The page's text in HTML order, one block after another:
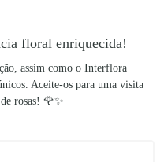
a frescura das flores.
marcação, é feita
locais.